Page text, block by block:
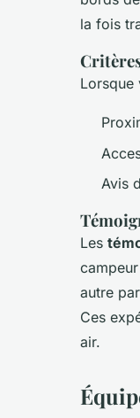
la fois
Lorsque
Avis
Les
autre
Ces
air.